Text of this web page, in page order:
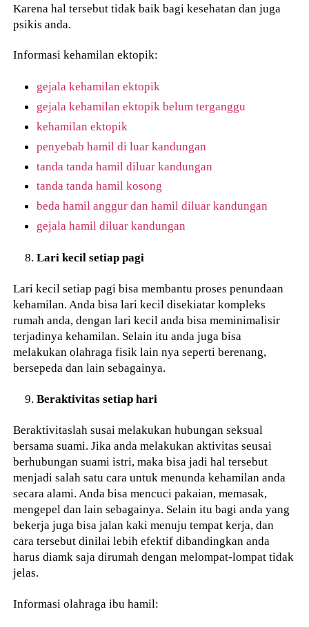
Karena hal tersebut tidak baik bagi kesehatan dan juga
psikis anda.
Informasi kehamilan ektopik:
gejala kehamilan ektopik
gejala kehamilan ektopik belum terganggu
kehamilan ektopik
penyebab hamil di luar kandungan
tanda tanda hamil diluar kandungan
tanda tanda hamil kosong
beda hamil anggur dan hamil diluar kandungan
gejala hamil diluar kandungan
Lari kecil setiap pagi
Lari kecil setiap pagi bisa membantu proses penundaan
kehamilan. Anda bisa lari kecil disekiatar kompleks
rumah anda, dengan lari kecil anda bisa meminimalisir
terjadinya kehamilan. Selain itu anda juga bisa
melakukan olahraga fisik lain nya seperti berenang,
bersepeda dan lain sebagainya.
Beraktivitas setiap hari
Beraktivitaslah susai melakukan hubungan seksual
bersama suami. Jika anda melakukan aktivitas seusai
berhubungan suami istri, maka bisa jadi hal tersebut
menjadi salah satu cara untuk menunda kehamilan anda
secara alami. Anda bisa mencuci pakaian, memasak,
mengepel dan lain sebagainya. Selain itu bagi anda yang
bekerja juga bisa jalan kaki menuju tempat kerja, dan
cara tersebut dinilai lebih efektif dibandingkan anda
harus diamk saja dirumah dengan melompat-lompat tidak
jelas.
Informasi olahraga ibu hamil: